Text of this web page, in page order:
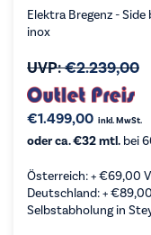
Elektra Bregenz -
inox
UVP:€2.239,00
€1.499,00 inkl. MwSt.
oder ca. €32 mtl. bei
Österreich: +€69,00
Deutschland: +€89,00
Selbstabholung in